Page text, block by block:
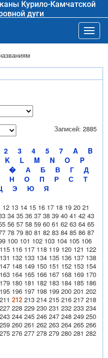
Курило-Камчатской
дуги
2 3 4 5 7 A
B
K L M N O
P
� А Б В Г
Д
Н О П Р С
Т
Э Ю Я
Записей: 2885
12 13 14 15 16 17 18 19 20 21
34 35 36 37 38 39 40 41 42 43
56 57 58 59 60 61 62 63 64 65
78 79 80 81 82 83 84 85 86 87
100 101 102 103 104 105 106
115 116 117 118 119 120 121 122
131 132 133 134 135 136 137 138
147 148 149 150 151 152 153 154
163 164 165 166 167 168 169 170
179 180 181 182 183 184 185 186
195 196 197 198 199 200 201 202
211 212 213 214 215 216 217 218
227 228 229 230 231 232 233 234
243 244 245 246 247 248 249 250
259 260 261 262 263 264 265 266
275 276 277 278 279 280 281 282